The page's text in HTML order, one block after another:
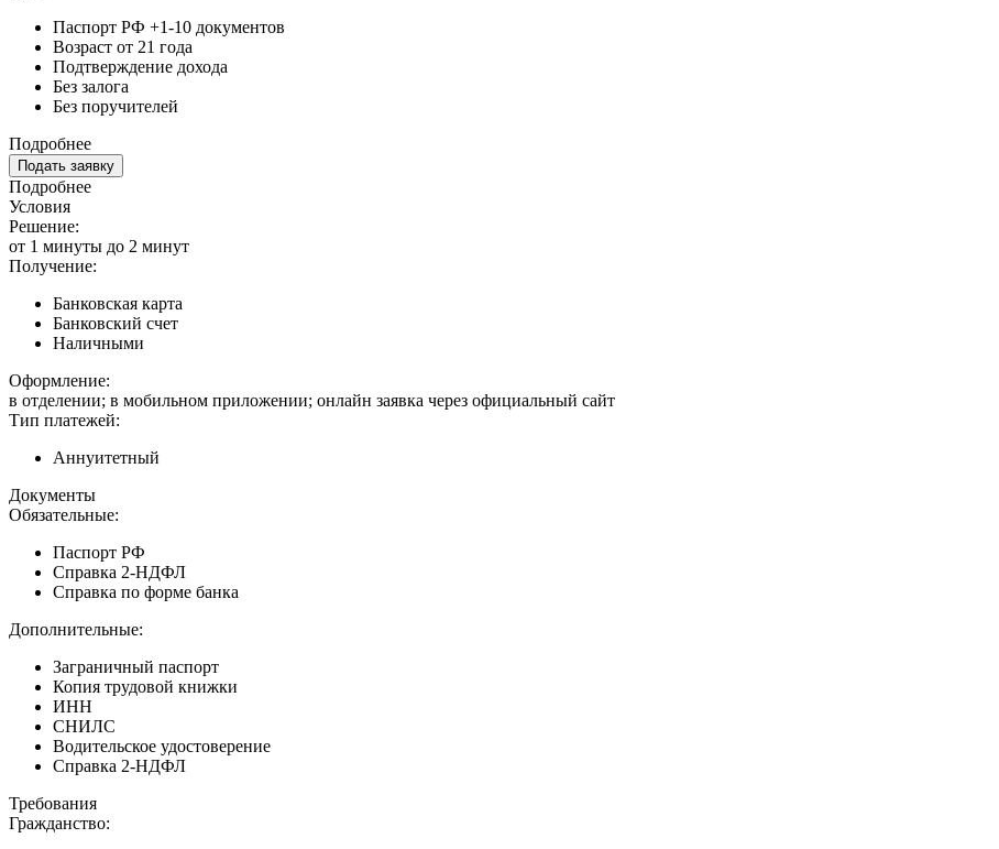
Паспорт РФ +1-10 документов
Возраст от 21 года
Подтверждение дохода
Без залога
Без поручителей
Подробнее
Подать заявку
Подробнее
Условия
Решение:
от 1 минуты до 2 минут
Получение:
Банковская карта
Банковский счет
Наличными
Оформление:
в отделении; в мобильном приложении; онлайн заявка через официальный сайт
Тип платежей:
Аннуитетный
Документы
Обязательные:
Паспорт РФ
Справка 2-НДФЛ
Справка по форме банка
Дополнительные:
Заграничный паспорт
Копия трудовой книжки
ИНН
СНИЛС
Водительское удостоверение
Справка 2-НДФЛ
Требования
Гражданство: